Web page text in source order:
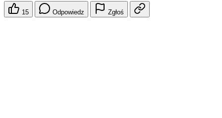
15 Odpowiedz Zgłoś